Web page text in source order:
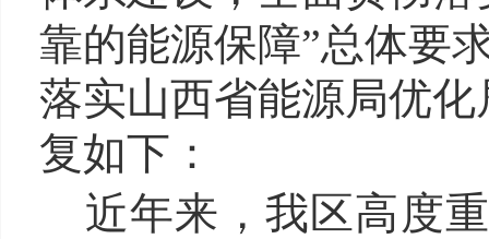
靠的能源保障”总体要
落实山西省能源局优
复如下：
近年来，我区高度